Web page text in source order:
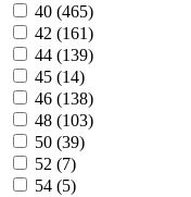
40 (465)
42 (161)
44 (139)
45 (14)
46 (138)
48 (103)
50 (39)
52 (7)
54 (5)